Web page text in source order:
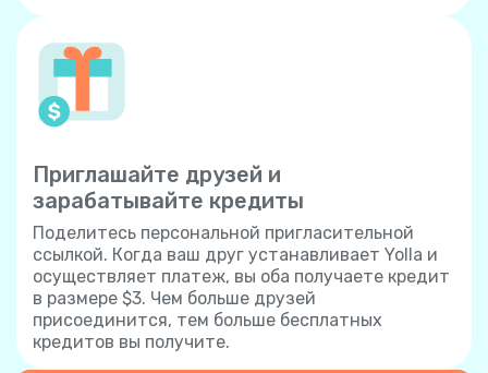
Приглашайте друзей и
зарабатывайте кредиты
Поделитесь персональной пригласительной
ссылкой. Когда ваш друг устанавливает Yolla и
осуществляет платеж, вы оба получаете кредит
в размере $3. Чем больше друзей
присоединится, тем больше бесплатных
кредитов вы получите.